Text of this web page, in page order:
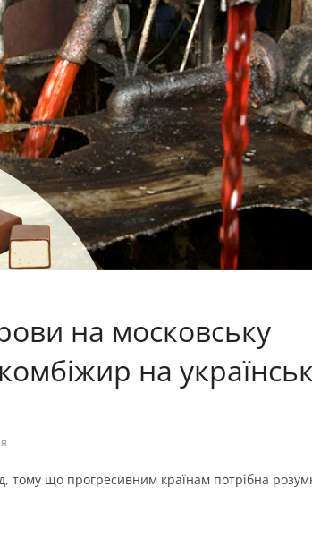
на московську
на
тому що прогресивним країнам потрібна